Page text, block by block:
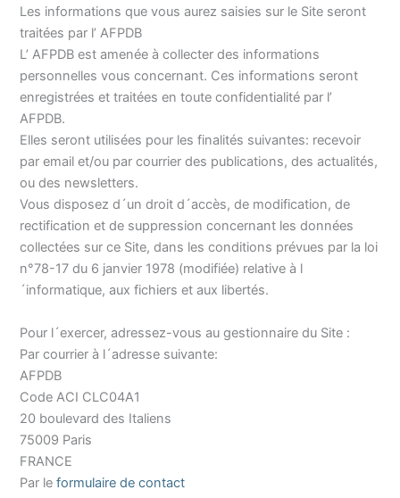
Les informations que vous aurez saisies sur le Site seront
traitées par l’ AFPDB
L’ AFPDB est amenée à collecter des informations
personnelles vous concernant. Ces informations seront
enregistrées et traitées en toute confidentialité par l’
AFPDB.
Elles seront utilisées pour les finalités suivantes: recevoir
par email et/ou par courrier des publications, des actualités,
ou des newsletters.
Vous disposez d´un droit d´accès, de modification, de
rectification et de suppression concernant les données
collectées sur ce Site, dans les conditions prévues par la loi
n°78-17 du 6 janvier 1978 (modifiée) relative à l
´informatique, aux fichiers et aux libertés.
Pour l´exercer, adressez-vous au gestionnaire du Site :
Par courrier à l´adresse suivante:
AFPDB
Code ACI CLC04A1
20 boulevard des Italiens
75009 Paris
FRANCE
Par leformulaire de contact